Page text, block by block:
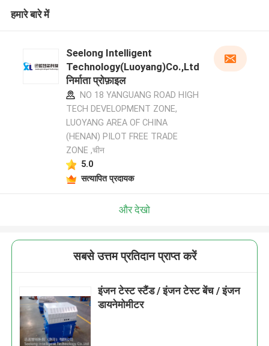
हमारे बारे में
Seelong Intelligent
Technology(Luoyang)Co.,Ltd
निर्माता प्रोफ़ाइल
NO 18 YANGUANG ROAD HIGH
TECH DEVELOPMENT ZONE,
LUOYANG AREA OF CHINA
(HENAN) PILOT FREE TRADE
ZONE ,चीन
5.0
सत्यापित प्रदायक
और देखो
सबसे उत्तम प्रतिदान प्राप्त करें
इंजन टेस्ट स्टैंड / इंजन टेस्ट बेंच / इंजन
डायनेमोमीटर